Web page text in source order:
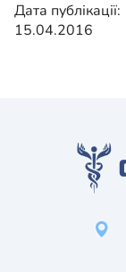
Дата публікації:
15.04.2016